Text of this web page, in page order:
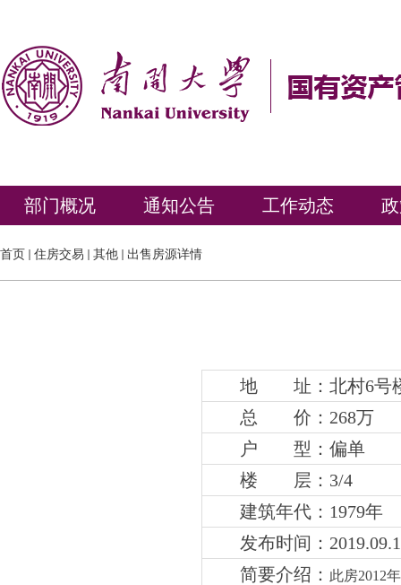
部门概况 通知公告 工作动态
首页 住房交易 其他 出售房源详情
地 址：北村6号
总 价：268万
户 型：偏单
楼 层：3/4
建筑年代：1979年
发布时间：
简要介绍： 此房2012